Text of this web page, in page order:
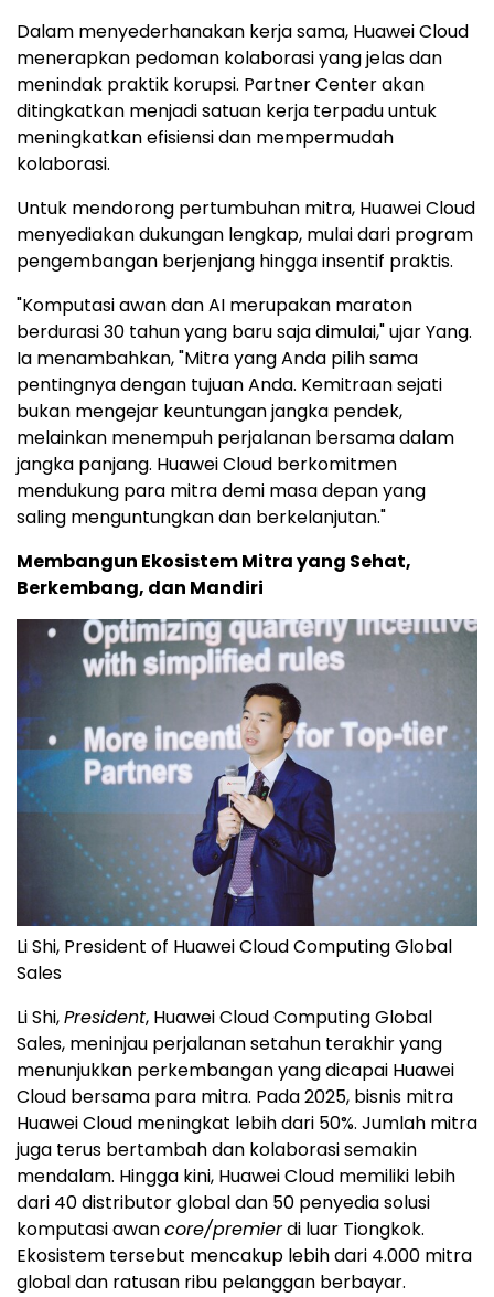
Dalam menyederhanakan kerja sama, Huawei Cloud
menerapkan pedoman kolaborasi yang jelas dan
menindak praktik korupsi. Partner Center akan
ditingkatkan menjadi satuan kerja terpadu untuk
meningkatkan efisiensi dan mempermudah
kolaborasi.
Untuk mendorong pertumbuhan mitra, Huawei Cloud
menyediakan dukungan lengkap, mulai dari program
pengembangan berjenjang hingga insentif praktis.
"Komputasi awan dan AI merupakan maraton
berdurasi 30 tahun yang baru saja dimulai," ujar Yang.
Ia menambahkan, "Mitra yang Anda pilih sama
pentingnya dengan tujuan Anda. Kemitraan sejati
bukan mengejar keuntungan jangka pendek,
melainkan menempuh perjalanan bersama dalam
jangka panjang. Huawei Cloud berkomitmen
mendukung para mitra demi masa depan yang
saling menguntungkan dan berkelanjutan."
Membangun Ekosistem Mitra yang Sehat,
Berkembang, dan Mandiri
Li Shi, President of Huawei Cloud Computing Global
Sales
Li Shi,President, Huawei Cloud Computing Global
Sales, meninjau perjalanan setahun terakhir yang
menunjukkan perkembangan yang dicapai Huawei
Cloud bersama para mitra. Pada 2025, bisnis mitra
Huawei Cloud meningkat lebih dari 50%. Jumlah mitra
juga terus bertambah dan kolaborasi semakin
mendalam. Hingga kini, Huawei Cloud memiliki lebih
dari 40 distributor global dan 50 penyedia solusi
komputasi awancore/premierdi luar Tiongkok.
Ekosistem tersebut mencakup lebih dari 4.000 mitra
global dan ratusan ribu pelanggan berbayar.